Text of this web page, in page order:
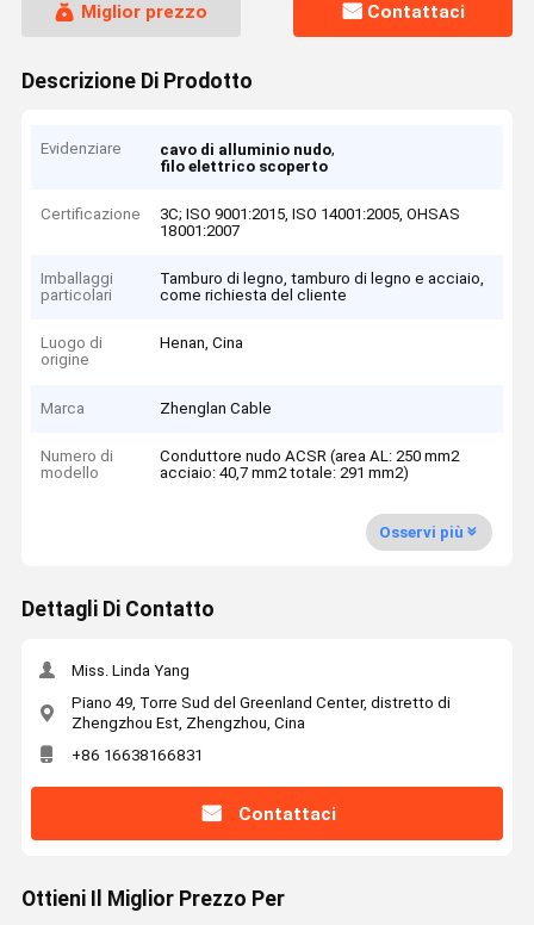
Miglior prezzo Contattaci
Descrizione Di Prodotto
Evidenziare cavo di alluminio nudo,
filo elettrico scoperto
Certificazione
3C; ISO 9001:2015, ISO 14001:2005, OHSAS
18001:2007
Imballaggi
particolari
Tamburo di legno, tamburo di legno e acciaio,
come richiesta del cliente
Luogo di
origine
Henan, Cina
Marca Zhenglan Cable
Numero di
modello
Conduttore nudo ACSR (area AL: 250 mm2
acciaio: 40,7 mm2 totale: 291 mm2)
Osservi più
Dettagli Di Contatto
Miss. Linda Yang
Piano 49, Torre Sud del Greenland Center, distretto di
Zhengzhou Est, Zhengzhou, Cina
+86 16638166831
Contattaci
Ottieni Il Miglior Prezzo Per